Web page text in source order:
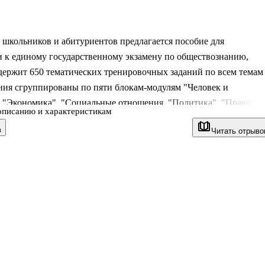
Читать
и абитуриентов предлагается пособие для
к единому государственному экзамену по обществознанию,
650 тематических тренировочных заданий по всем темам
сгруппированы по пяти блокам-модулям "Человек и
"Экономика", "Социальные отношения, "Политика", "Право",
в соответствии со структурой экзаменационной
по объёму банк экзаменационных заданий разных
и характеристикам